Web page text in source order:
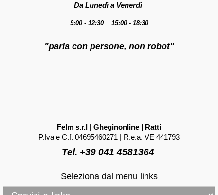
Da Lunedì a Venerdì
9:00 - 12:30 15:00 - 18:30
"parla con persone, non robot"
Felm s.r.l | Gheginonline | Ratti
P.Iva e C.f. 04695460271 | R.e.a. VE 441793
Tel. +39 041 4581364
Seleziona dal menu links